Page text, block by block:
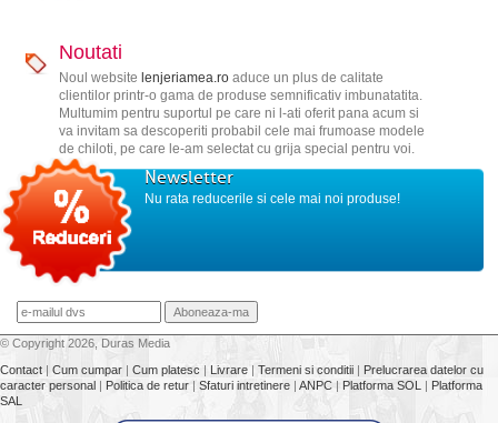
Noutati
Noul website lenjeriamea.roaduce un plus de calitate
clientilor printr-o gama de produse semnificativ imbunatatita.
Multumim pentru suportul pe care ni l-ati oferit pana acum si
va invitam sa descoperiti probabil cele mai frumoase modele
de chiloti, pe care le-am selectat cu grija special pentru voi.
Newsletter
Nu rata reducerile si cele mai noi produse!
© Copyright 2026, Duras Media
Contact | Cum cumpar | Cum platesc | Livrare | Termeni si conditii | Prelucrarea datelor cu
caracter personal | Politica de retur | Sfaturi intretinere | ANPC | Platforma SOL | Platforma
SAL